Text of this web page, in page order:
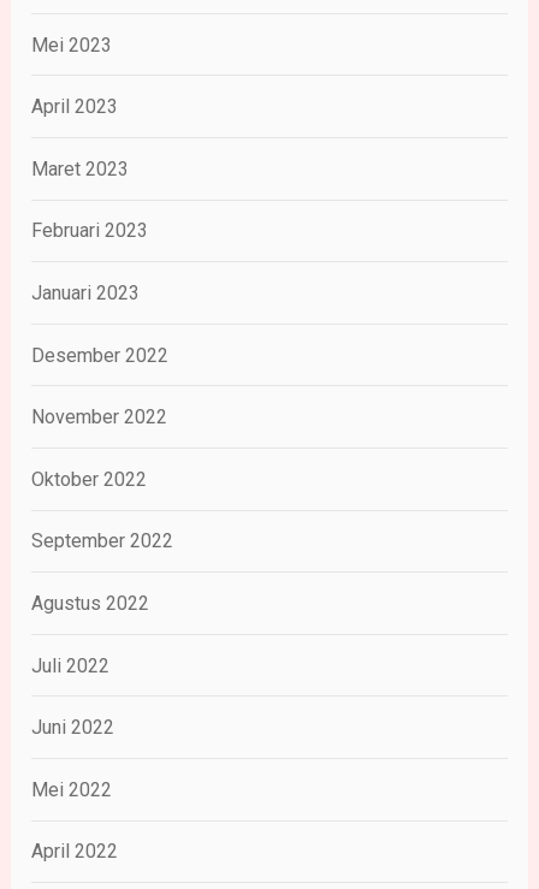
Mei 2023
April 2023
Maret 2023
Februari 2023
Januari 2023
Desember 2022
November 2022
Oktober 2022
September 2022
Agustus 2022
Juli 2022
Juni 2022
Mei 2022
April 2022